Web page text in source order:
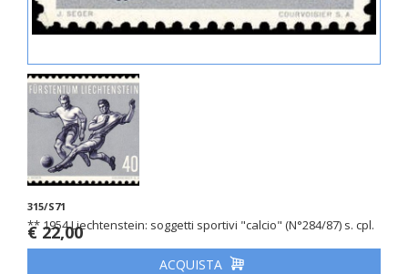
315/S71
** 1954 Liechtenstein: soggetti sportivi "calcio" (N°284/87) s. cpl.
€ 22,00
ACQUISTA